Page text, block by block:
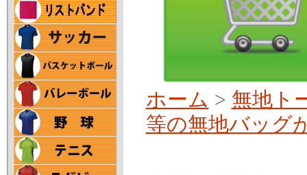
ホーム > 無地ト
等の無地バッグ